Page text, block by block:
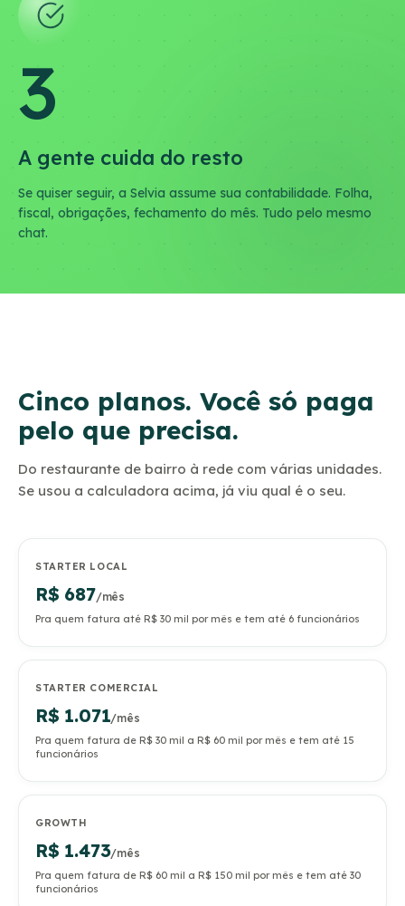
3
A gente cuida do resto
Se quiser seguir, a Selvia assume sua contabilidade. Folha,
fiscal, obrigações, fechamento do mês. Tudo pelo mesmo
chat.
Cinco planos. Você só paga
pelo que precisa.
Do restaurante de bairro à rede com várias unidades.
Se usou a calculadora acima, já viu qual é o seu.
STARTER LOCAL
R$ 687/mês
Pra quem fatura até R$ 30 mil por mês e tem até 6 funcionários
STARTER COMERCIAL
R$ 1.071/mês
Pra quem fatura de R$ 30 mil a R$ 60 mil por mês e tem até 15
funcionários
GROWTH
R$ 1.473/mês
Pra quem fatura de R$ 60 mil a R$ 150 mil por mês e tem até 30
funcionários